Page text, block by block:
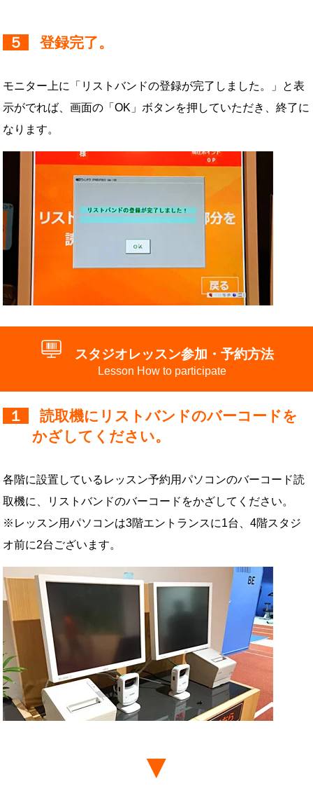
５ 登録完了。
モニター上に「リストバンドの登録が完了しました。」と表
示がでれば、画面の「OK」ボタンを押していただき、終了に
なります。
スタジオレッスン参加・予約方法
Lesson How to participate
１
読取機にリストバンドのバーコードを
かざしてください。
各階に設置しているレッスン予約用パソコンのバーコード読
取機に、リストバンドのバーコードをかざしてください。
※レッスン用パソコンは3階エントランスに1台、4階スタジ
オ前に2台ございます。